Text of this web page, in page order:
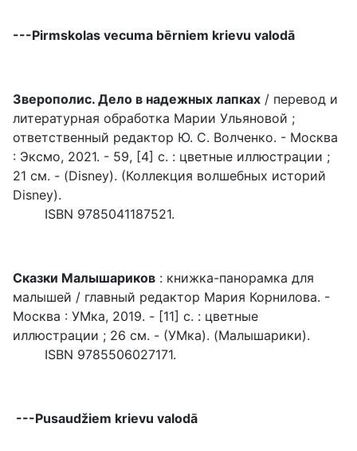
---Pirmskolas vecuma bērniem krievu valodā
Зверополис. Дело в надежных лапках / перевод и
литературная обработка Марии Ульяновой ;
ответственный редактор Ю. С. Волченко. - Москва
: Эксмо, 2021. - 59, [4] с. : цветные иллюстрации ;
21 см. - (Disney). (Коллекция волшебных историй
Disney).
ISBN 9785041187521.
Сказки Малышариков : книжка-панорамка для
малышей / главный редактор Мария Корнилова. -
Москва : УМка, 2019. - [11] с. : цветные
иллюстрации ; 26 см. - (УМка). (Малышарики).
ISBN 9785506027171.
---Pusaudžiem krievu valodā